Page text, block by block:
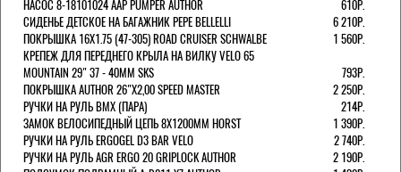
НАСОС 8-18101024 AAP PUMPER AUTHOR
610Р.
СИДЕНЬЕ ДЕТСКОЕ НА БАГАЖНИК PEPE BELLELLI
6 210Р.
ПОКРЫШКА 16X1.75 (47-305) ROAD CRUISER SCHWALBE
1 560Р.
КРЕПЕЖ ДЛЯ ПЕРЕДНЕГО КРЫЛА НА ВИЛКУ VELO 65
MOUNTAIN 29" 37 - 40ММ SKS
793Р.
ПОКРЫШКА AUTHOR 26"Х2,00 SPEED MASTER
2 250Р.
РУЧКИ НА РУЛЬ BMX (ПАРА)
214Р.
ЗАМОК ВЕЛОCИПЕДНЫЙ ЦЕПЬ 8Х1200ММ HORST
1 390Р.
РУЧКИ НА РУЛЬ ERGOGEL D3 BAR VELO
2 740Р.
РУЧКИ НА РУЛЬ AGR ERGO 20 GRIPLOCK AUTHOR
2 190Р.